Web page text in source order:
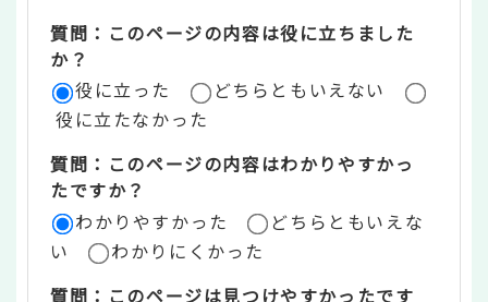
ツ
評
価
リ
ア
質問：このページの内容は役に立ちました
か？
役に立った
どちらともいえない
役に立たなかった
質問：このページの内容はわかりやすかっ
たですか？
わかりやすかった
どちらともいえな
い
わかりにくかった
質問：このページは見つけやすかったです